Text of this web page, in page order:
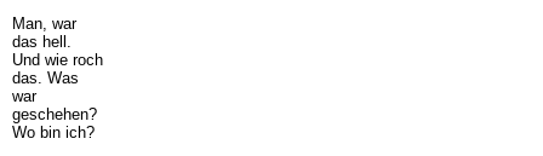
Man, war
das hell.
Und wie roch
das. Was
war
geschehen?
Wo bin ich?